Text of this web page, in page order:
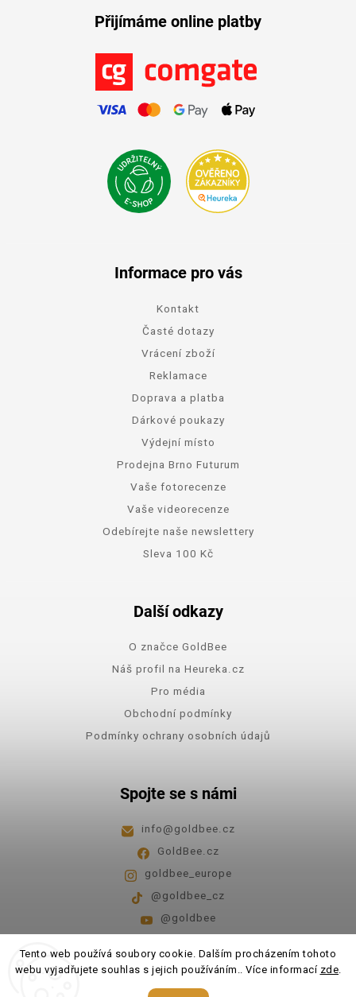
Tento web používá soubory cookie. Dalším procházením tohoto
webu vyjadřujete souhlas s jejich používáním.. Více informací zde.
Přijímáme online platby
Informace pro vás
Kontakt
Časté dotazy
Vrácení zboží
Reklamace
Doprava a platba
Dárkové poukazy
Výdejní místo
Prodejna Brno Futurum
Vaše fotorecenze
Vaše videorecenze
Odebírejte naše newslettery
Sleva 100 Kč
Další odkazy
O značce GoldBee
Náš profil na Heureka.cz
Pro média
Obchodní podmínky
Podmínky ochrany osobních údajů
Spojte se s námi
info@goldbee.cz
GoldBee.cz
goldbee_europe
@goldbee_cz
@goldbee
Pondělí - pátek 8:00-14:00